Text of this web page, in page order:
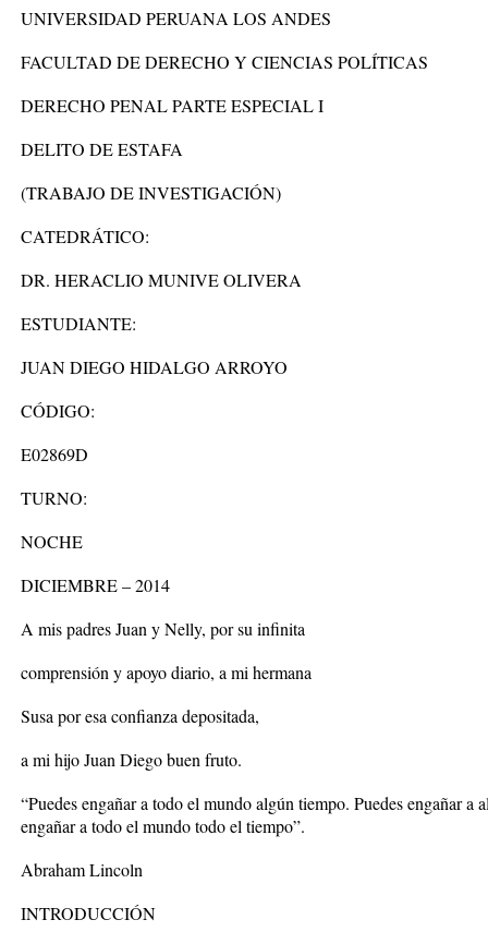
UNIVERSIDAD PERUANA LOS ANDES
FACULTAD DE DERECHO Y CIENCIAS POLÍTICAS
DERECHO PENAL PARTE ESPECIAL I
DELITO DE ESTAFA
(TRABAJO DE INVESTIGACIÓN)
CATEDRÁTICO:
DR. HERACLIO MUNIVE OLIVERA
ESTUDIANTE:
JUAN DIEGO HIDALGO ARROYO
CÓDIGO:
E02869D
TURNO:
NOCHE
DICIEMBRE – 2014
A mis padres Juan y Nelly, por su infinita
comprensión y apoyo diario, a mi hermana
Susa por esa confianza depositada,
a mi hijo Juan Diego buen fruto.
“Puedes engañar a todo el mundo algún tiempo. Puedes engañar a
engañar a todo el mundo todo el tiempo”.
Abraham Lincoln
INTRODUCCIÓN